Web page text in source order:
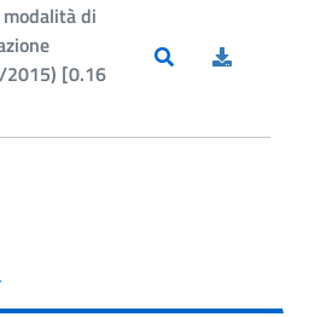
di
[0.16